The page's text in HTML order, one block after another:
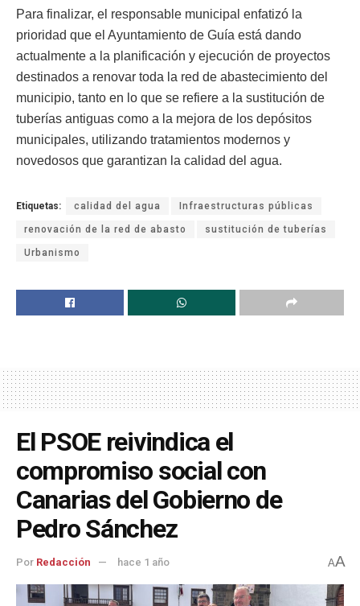
Para finalizar, el responsable municipal enfatizó la
prioridad que el Ayuntamiento de Guía está dando
actualmente a la planificación y ejecución de proyectos
destinados a renovar toda la red de abastecimiento del
municipio, tanto en lo que se refiere a la sustitución de
tuberías antiguas como a la mejora de los depósitos
municipales, utilizando tratamientos modernos y
novedosos que garantizan la calidad del agua.
Etiquetas: calidad del agua Infraestructuras públicas
renovación de la red de abasto sustitución de tuberías
Urbanismo
El PSOE reivindica el
compromiso social con
Canarias del Gobierno de
Pedro Sánchez
Por Redacción hace 1 año AA